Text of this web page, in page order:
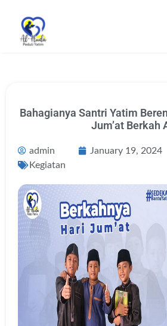
Bahagianya Santri Yatim
Jum’at Berkah
admin January 19, 2024
Kegiatan